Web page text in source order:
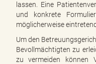
lassen. Eine
und konkrete
möglicherweise
Um den
Bevollmächtigten zu
zu vermeiden können